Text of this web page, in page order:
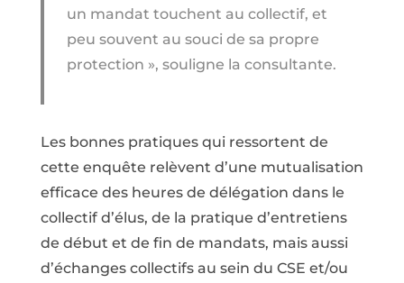
un mandat touchent au collectif, et
peu souvent au souci de sa propre
protection », souligne la consultante.
Les bonnes pratiques qui ressortent de
cette enquête relèvent d’une mutualisation
efficace des heures de délégation dans le
collectif d’élus, de la pratique d’entretiens
de début et de fin de mandats, mais aussi
d’échanges collectifs au sein du CSE et/ou